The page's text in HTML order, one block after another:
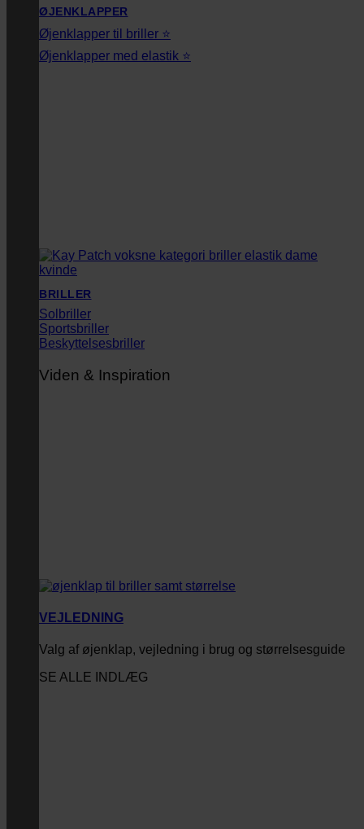
ØJENKLAPPER
Øjenklapper til briller ⭐
Øjenklapper med elastik ⭐
BRILLER
Solbriller
Sportsbriller
Beskyttelsesbriller
Viden & Inspiration
VEJLEDNING
Valg af øjenklap, vejledning i brug og størrelsesguide
SE ALLE INDLÆG